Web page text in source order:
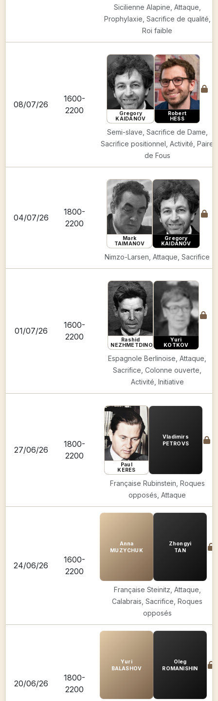
Sicilienne Alapine, Attaque,
Prophylaxie, Sacrifice de qualité,
Roi faible
08/07/26
1600-
2200
Gregory
KAIDANOV
Robert
HESS
Semi-slave, Sacrifice de Dame,
Sacrifice positionnel, Activité, Paire
de Fous
04/07/26
1800-
2200
Mark
TAIMANOV
Gregory
KAIDANOV
Nimzo-Larsen, Attaque, Sacrifice
01/07/26
1600-
2200
Rashid
NEZHMETDINOV
Yuri
KOTKOV
Espagnole Berlinoise, Attaque,
Sacrifice, Colonne ouverte,
Activité, Initiative
27/06/26
1800-
2200
Paul
KERES
Vladimirs
PETROVS
Française Rubinstein, Roques
opposés, Attaque
24/06/26
1600-
2200
Anna
MUZYCHUK
Zhongyi
TAN
Française Steinitz, Attaque,
Calabrais, Sacrifice, Roques
opposés
20/06/26
1800-
2200
Yuri
BALASHOV
Oleg
ROMANISHIN